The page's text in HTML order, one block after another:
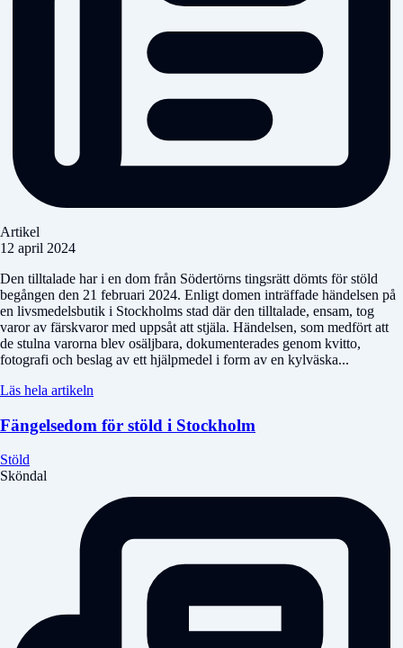
Artikel
12 april 2024
Den tilltalade har i en dom från Södertörns tingsrätt dömts för stöld
begången den 21 februari 2024. Enligt domen inträffade händelsen på
en livsmedelsbutik i Stockholms stad där den tilltalade, ensam, tog
varor av färskvaror med uppsåt att stjäla. Händelsen, som medfört att
de stulna varorna blev osäljbara, dokumenterades genom kvitto,
fotografi och beslag av ett hjälpmedel i form av en kylväska...
Läs hela artikeln
Fängelsedom för stöld i Stockholm
Stöld
Sköndal